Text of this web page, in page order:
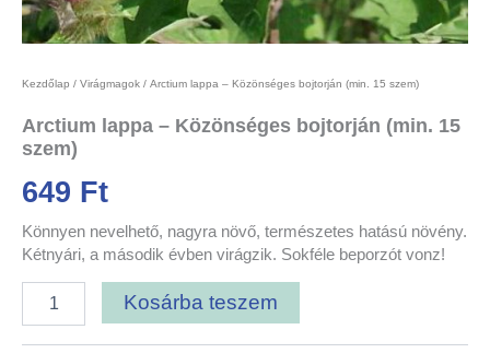
Kezdőlap / Virágmagok / Arctium lappa – Közönséges bojtorján (min. 15 szem)
Arctium lappa – Közönséges bojtorján (min. 15
szem)
649 Ft
Könnyen nevelhető, nagyra növő, természetes hatású növény.
Kétnyári, a második évben virágzik. Sokféle beporzót vonz!
Kosárba teszem